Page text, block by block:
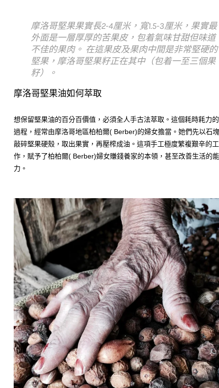
摩洛哥堅果果實長2-4厘米，寬1.5-3厘米，果實最
外面是一層厚厚的苦果皮，包着氣味甘甜但味道
不佳的果肉。 在這果皮及果肉中間是非常堅硬的
堅果，摩洛哥堅果籽正在其中（包着一至三個果
籽）。
摩洛哥堅果油如何萃取
想保留堅果油的百分百價值，必須全人手古法萃取。這個耗時耗力的
過程，經常由摩洛哥地區柏柏爾( Berber)的婦女擔當。她們先以石
敲碎堅果硬殼，取出果實，再壓榨成油。這項手工極度繁複艱辛的工
作，賦予了柏柏爾( Berber)婦女賺錢養家的本領，甚至改善生活的
力。